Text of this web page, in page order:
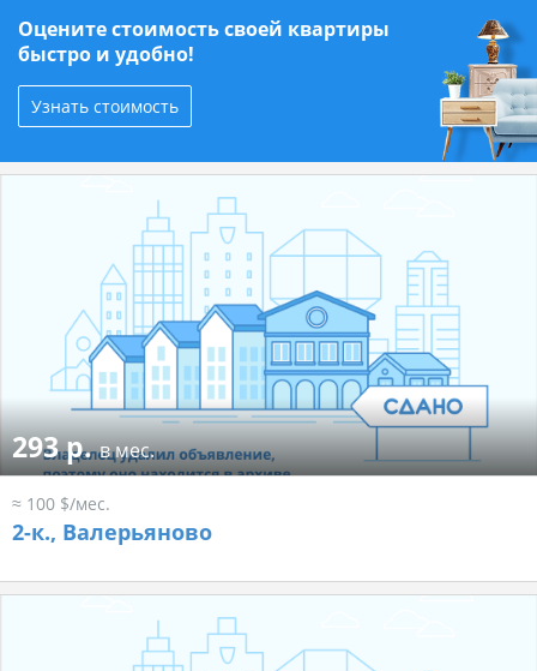
Оцените стоимость своей квартиры
быстро и удобно!
Узнать стоимость
293 р.в мес.
≈ 100 $/мес.
2-к., Валерьяново